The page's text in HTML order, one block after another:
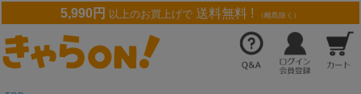
5,990円 以上のお買上げで 送料無料 ! （離島除く）